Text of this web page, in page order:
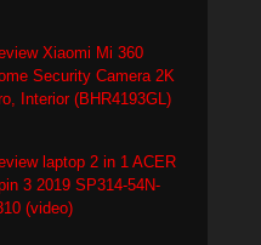
Xiaomi Mi 360
Security Camera 2K
Interior (BHR4193GL)
laptop 2 in 1 ACER
3 2019 SP314-54N-
(video)